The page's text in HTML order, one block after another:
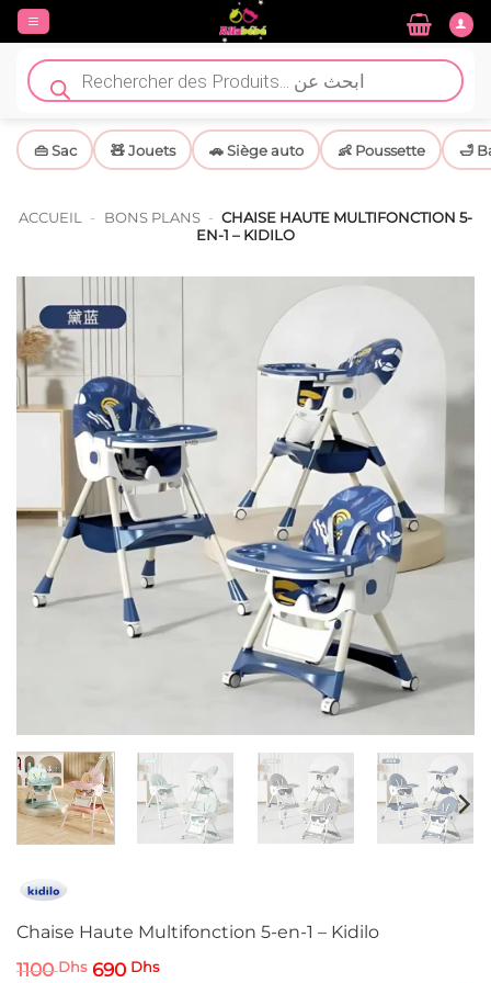
Passer
contenu
Recherche
de
produits
👜 Sac 🧸 Jouets 🚗 Siège auto 👶 Poussette 🛁
ACCUEIL - BONS PLANS - CHAISE HAUTE MULTIFONCTION 5-
EN-1 – KIDILO
Chaise Haute Multifonction 5-en-1 – Kidilo
1100Dhs Le
690 DhsLe